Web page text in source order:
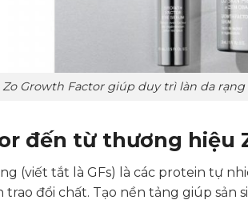
Growth Factor giúp duy trì làn da rạng
đến từ thương hiệu
(viết tắt là GFs) là các protein tự
đổi chất. Tạo nền tảng giúp sản